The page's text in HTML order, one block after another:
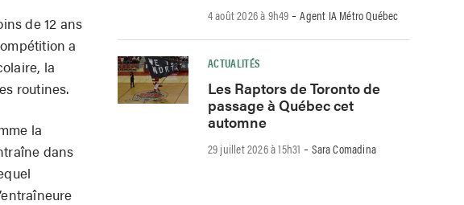
de 12 ans
a
la
routines.
la
dans
4 août 2026 à 9h49 -Agent IA Métro Québec
ACTUALITÉS
Les Raptors de Toronto de
passage à Québec cet
automne
29 juillet 2026 à 15h31 -Sara Comadina